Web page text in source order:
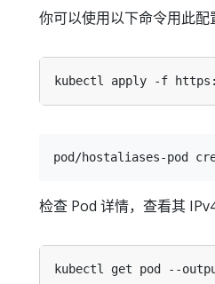
你可以使用以下命令用此配
检查 Pod 详情，查看其
kubectl get pod --